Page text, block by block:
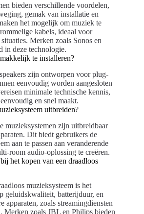
bieden verschillende voordelen,
gemak van installatie en
het mogelijk om muziek te
kabels, ideaal voor
Merken zoals Sonos en
in deze technologie.
te installeren?
zijn ontworpen voor plug-
eenvoudig worden aangesloten
minimale technische kennis,
en snel maakt.
uitbreiden?
muzieksystemen zijn uitbreidbaar
Dit biedt gebruikers de
aan te passen aan veranderende
room audio-oplossing te creëren.
het kopen van een draadloos
muzieksysteem is het
geluidskwaliteit, batterijduur, en
apparaten, zoals streamingdiensten
Merken zoals JBL en Philips bieden